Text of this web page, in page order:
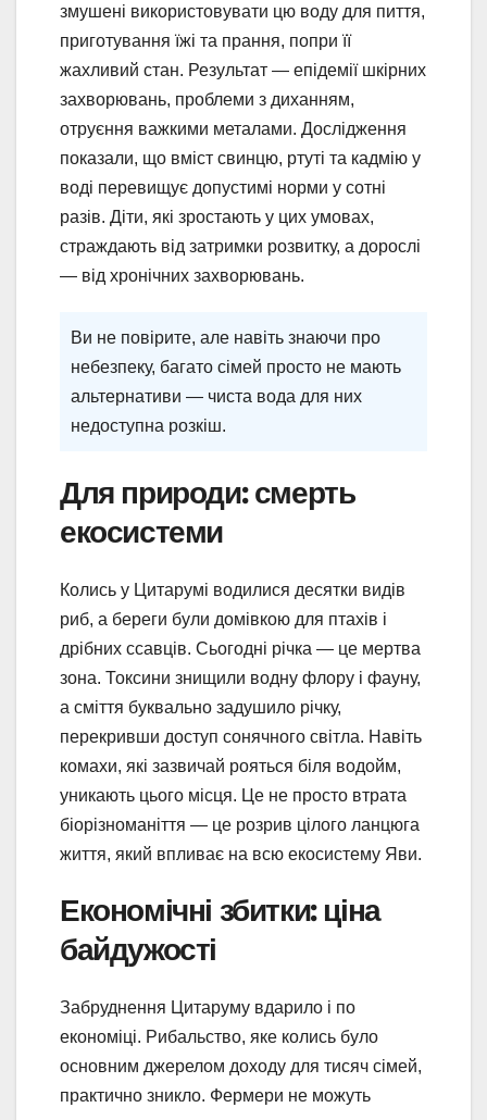
змушені використовувати цю воду для пиття,
приготування їжі та прання, попри її
жахливий стан. Результат — епідемії шкірних
захворювань, проблеми з диханням,
отруєння важкими металами. Дослідження
показали, що вміст свинцю, ртуті та кадмію у
воді перевищує допустимі норми у сотні
разів. Діти, які зростають у цих умовах,
страждають від затримки розвитку, а дорослі
— від хронічних захворювань.
Ви не повірите, але навіть знаючи про
небезпеку, багато сімей просто не мають
альтернативи — чиста вода для них
недоступна розкіш.
Для природи: смерть
екосистеми
Колись у Цитарумі водилися десятки видів
риб, а береги були домівкою для птахів і
дрібних ссавців. Сьогодні річка — це мертва
зона. Токсини знищили водну флору і фауну,
а сміття буквально задушило річку,
перекривши доступ сонячного світла. Навіть
комахи, які зазвичай рояться біля водойм,
уникають цього місця. Це не просто втрата
біорізноманіття — це розрив цілого ланцюга
життя, який впливає на всю екосистему Яви.
Економічні збитки: ціна
байдужості
Забруднення Цитаруму вдарило і по
економіці. Рибальство, яке колись було
основним джерелом доходу для тисяч сімей,
практично зникло. Фермери не можуть